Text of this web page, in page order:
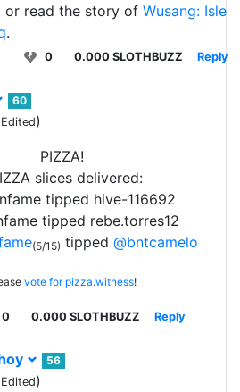
or read the story of Wusang: Isle
.
0 0.000 SLOTHBUZZ Reply
60
Edited)
PIZZA!
slices delivered:
tipped hive-116692
tipped rebe.torres12
(5/15) tipped @bntcamelo
vote for pizza.witness!
0 0.000 SLOTHBUZZ Reply
56
Edited)